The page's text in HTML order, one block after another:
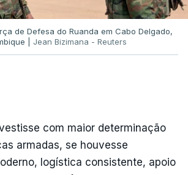
de Defesa do Ruanda em Cabo Delgado,
| Jean Bizimana - Reuters
com maior determinação
armadas, se houvesse
logística consistente, apoio